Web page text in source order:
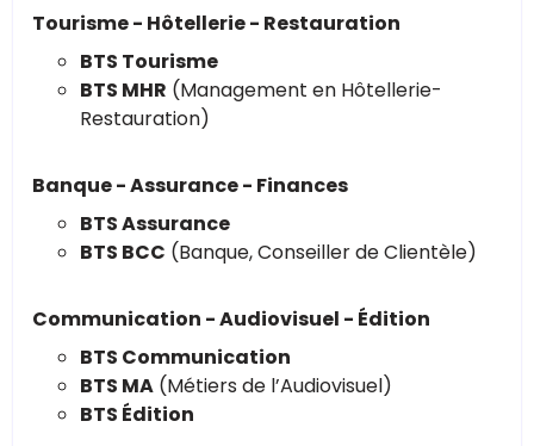
Tourisme - Hôtellerie - Restauration
BTS Tourisme
BTS MHR (Management en Hôtellerie-
Restauration)
Banque - Assurance - Finances
BTS Assurance
BTS BCC (Banque, Conseiller de Clientèle)
Communication - Audiovisuel - Édition
BTS Communication
BTS MA (Métiers de l’Audiovisuel)
BTS Édition